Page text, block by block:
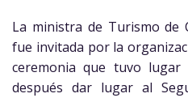
La ministra de Turismo de
fue invitada por la
ceremonia que tuvo lugar
después dar lugar al